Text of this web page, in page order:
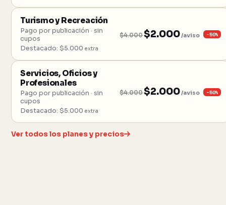
Turismo y Recreación
Pago por publicación · sin
cupos
Destacado: $5.000 extra
$4.000$2.000 /aviso −50%
Servicios, Oficios y
Profesionales
Pago por publicación · sin
cupos
Destacado: $5.000 extra
$4.000$2.000/aviso −50%
Ver todos los planes y precios